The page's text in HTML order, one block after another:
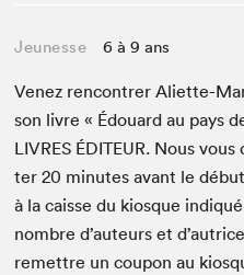
Jeunesse 6 à 9 ans
Venez ren­con­tr­er Aliette-
son livre « Édouard au pays
LIVRES ÉDI­TEUR. Nous
ter20 min­utes avant le
à la caisse du kiosque
nom­bre d’auteurs et
remet­tre un coupon au